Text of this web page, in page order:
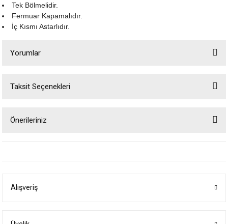
Tek Bölmelidir.
Fermuar Kapamalıdır.
İç Kısmı Astarlıdır.
Yorumlar
Taksit Seçenekleri
Önerileriniz
Alışveriş